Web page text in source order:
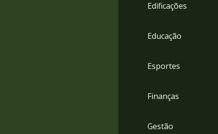
Edificações
Educação
Esportes
Finanças
Gestão